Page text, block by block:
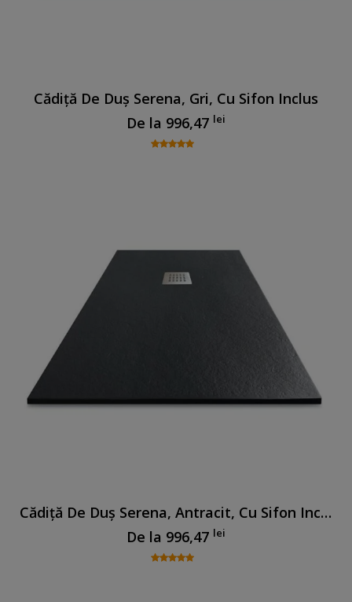
Cădiță De Duș Serena, Gri, Cu Sifon Inclus
De la 996,47 lei
Cădiță De Duș Serena, Antracit, Cu Sifon Inclus
De la 996,47 lei